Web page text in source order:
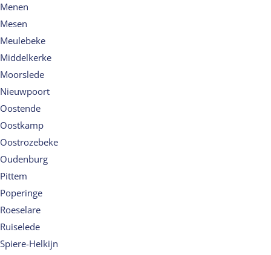
Menen
Mesen
Meulebeke
Middelkerke
Moorslede
Nieuwpoort
Oostende
Oostkamp
Oostrozebeke
Oudenburg
Pittem
Poperinge
Roeselare
Ruiselede
Spiere-Helkijn